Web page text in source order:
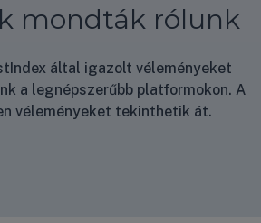
mondták rólunk
által igazolt véleményeket
a legnépszerűbb platformokon. A
véleményeket tekinthetik át.